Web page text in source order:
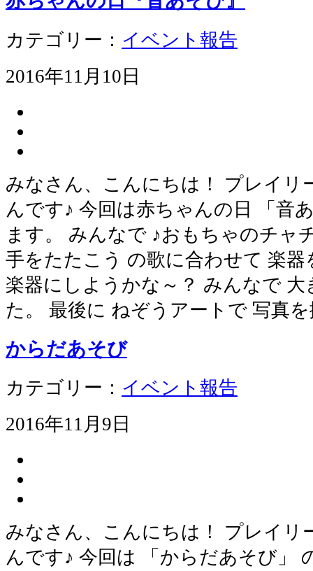
カテゴリー： イベント報告
2016年11月10日
みなさん、こんにちは！ プレイリ
んです♪ 今回は赤ちゃんの日 「音
ます。 みんなで ♪おもちゃのチャ
手をたたこう の歌に合わせて 楽
楽器にしようかな～？ みんなで
た。 最後に ねぞうアートで 写真
からだあそび
カテゴリー： イベント報告
2016年11月9日
みなさん、こんにちは！ プレイリ
んです♪ 今回は 「からだあそび」